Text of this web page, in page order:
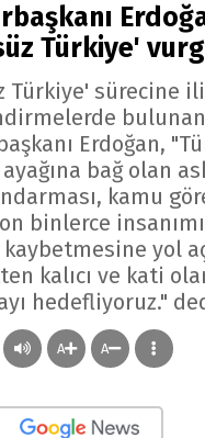
Türkiye'
Türkiye' sürecine
bulunan
Erdoğan,
ayağına bağ olan
kamu
binlerce
kaybetmesine yol
kalıcı ve kati
hedefliyoruz."
A A